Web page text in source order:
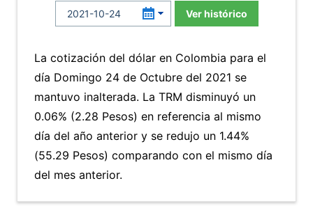
Ver histórico
La cotización del dólar en Colombia para el
día Domingo 24 de Octubre del 2021 se
mantuvo inalterada. La TRM disminuyó un
0.06% (2.28 Pesos) en referencia al mismo
día del año anterior y se redujo un 1.44%
(55.29 Pesos) comparando con el mismo día
del mes anterior.